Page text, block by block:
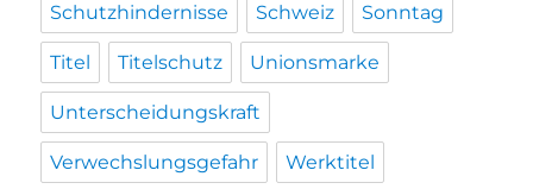
Schutzhindernisse Schweiz Sonntag
Titel Titelschutz Unionsmarke
Unterscheidungskraft
Verwechslungsgefahr Werktitel